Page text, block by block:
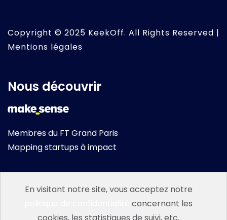
Copyright © 2025 KeekOff. All Rights Reserved |
Mentions légales
Nous découvrir
Membres du FT Grand Paris
Mapping startups à impact
En visitant notre site, vous acceptez notre
concernant les